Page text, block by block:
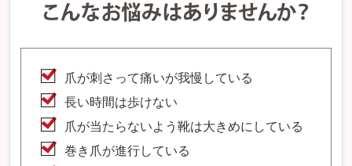
爪が刺さって痛いが我慢している
長い時間は歩けない
爪が当たらないよう靴は大きめにしている
巻き爪が進行している